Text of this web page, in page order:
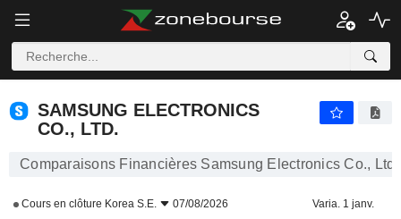
SAMSUNG ELECTRONICS
CO., LTD.
Comparaisons Financières Samsung Electronics Co., Ltd.
Cours en clôture Korea S.E. 07/08/2026 Varia. 1 janv.